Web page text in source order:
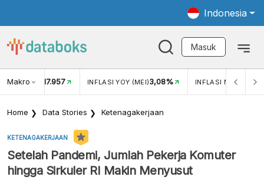
Indonesia
Masuk
Makro
USD/IDR 17.957 INFLASI YOY (MEI)3,08% INFLASI MOM (MEI)
Home Data Stories Ketenagakerjaan
KETENAGAKERJAAN
Setelah Pandemi, Jumlah Pekerja Komuter
hingga Sirkuler RI Makin Menyusut